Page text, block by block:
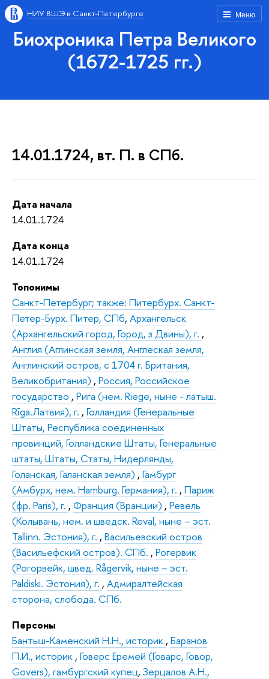
Меню
НИУ ВШЭ в Санкт-Петербурге
Биохроника Петра Великого
(1672-1725 гг.)
14.01.1724, вт. П. в СПб.
Дата начала
14.01.1724
Дата конца
14.01.1724
Топонимы
Санкт-Петербург; также: Питербурх. Санкт-
Петер-Бурх. Питер, СПб, Архангельск
(Архангельский город, Город, з Двины), г. ,
Англия (Аглинская земля, Англеская земля,
Англинский остров, с 1704 г. Британия,
Великобритания) , Россия, Российское
государство , Рига (нем. Riege, ныне - латыш.
Rīga.Латвия), г. , Голландия (Генеральные
Штаты, Республика соединенных
провинций, Голландские Штаты, Генеральные
штаты, Штаты, Статы, Нидерлянды,
Голанская, Галанская земля) , Гамбург
(Амбурх, нем. Hamburg. Германия), г. , Париж
(фр. Paris), г. , Франция (Вранции) , Ревель
(Колывань, нем. и шведск. Reval, ныне – эст.
Tallinn. Эстония), г. , Васильевский остров
(Васильефский остров). СПб. , Рогервик
(Рогорвейк, швед. Rågervik, ныне – эст.
Paldiski. Эстония), г. , Адмиралтейская
сторона, слобода. СПб.
Персоны
Бантыш-Каменский Н.Н., историк , Баранов
П.И., историк , Говерс Еремей (Говарс, Говор,
Govers), гамбургский купец, Зерцалов А.Н.,